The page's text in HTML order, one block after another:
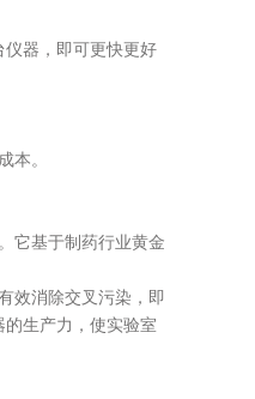
仪器，即可更快更好
本。
它基于制药行业黄金
效消除交叉污染，即
生产力，使实验室